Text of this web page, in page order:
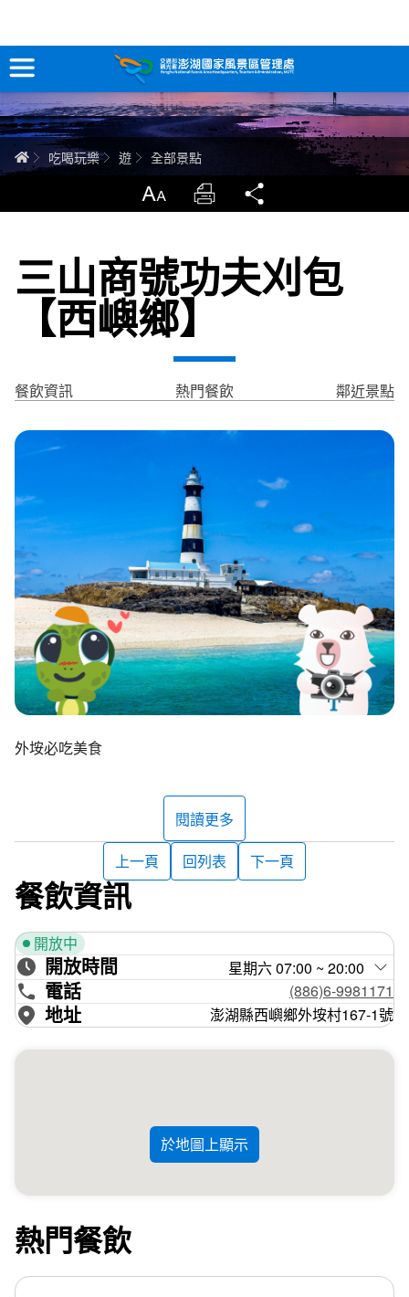
跳
到
主
要
內
容
訊息專區
關於澎湖
智慧觀光情報站
永續旅遊
網站導覽 兒童版
環境教育網 行政資訊網
臉書粉絲團
首長信箱
日本語 Tiếng Việt
ไทย Bahasa indonesia
全部景點
首頁吃喝玩樂 遊 全部景點
放大 列印
三山商號功夫刈包
【西嶼鄉】
餐飲資訊 熱門餐飲 鄰近景點
外垵必吃美食
閱讀更多
上一頁
回列表 下一頁
餐飲資訊
開放中
開放時間 星期六 07:00 ~ 20:00
電話 (886)6-9981171
地址 澎湖縣西嶼鄉外垵村167-1號
於地圖上顯示
熱門餐飲